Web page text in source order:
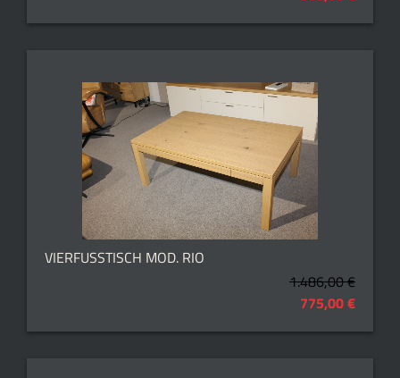
VIERFUSSTISCH MOD. RIO
1.486,00 €
775,00 €